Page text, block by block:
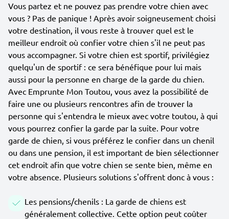
Vous partez et ne pouvez pas prendre votre chien avec
vous ? Pas de panique ! Après avoir soigneusement choisi
votre destination, il vous reste à trouver quel est le
meilleur endroit où confier votre chien s'il ne peut pas
vous accompagner. Si votre chien est sportif, privilégiez
quelqu'un de sportif : ce sera bénéfique pour lui mais
aussi pour la personne en charge de la garde du chien.
Avec Emprunte Mon Toutou, vous avez la possibilité de
faire une ou plusieurs rencontres afin de trouver la
personne qui s'entendra le mieux avec votre toutou, à qui
vous pourrez confier la garde par la suite. Pour votre
garde de chien, si vous préférez le confier dans un chenil
ou dans une pension, il est important de bien sélectionner
cet endroit afin que votre chien se sente bien, même en
votre absence. Plusieurs solutions s'offrent donc à vous :
Les pensions/chenils : La garde de chiens est
généralement collective. Cette option peut coûter